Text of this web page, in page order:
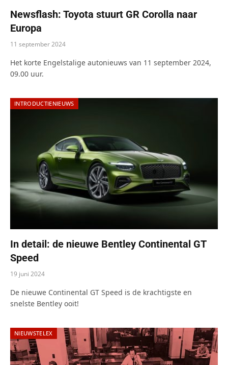
Newsflash: Toyota stuurt GR Corolla naar
Europa
11 september 2024
Het korte Engelstalige autonieuws van 11 september 2024,
09.00 uur.
INTRODUCTIENIEUWS
In detail: de nieuwe Bentley Continental GT
Speed
19 juni 2024
De nieuwe Continental GT Speed is de krachtigste en
snelste Bentley ooit!
NIEUWSTELEX